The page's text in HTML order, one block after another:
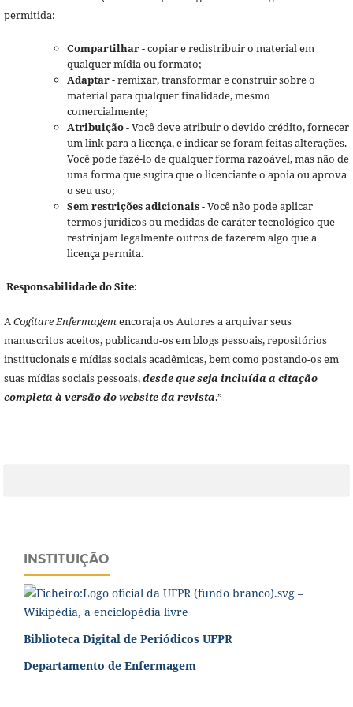
permitida:
Compartilhar- copiar e redistribuir o material em
qualquer mídia ou formato;
Adaptar- remixar, transformar e construir sobre o
material para qualquer finalidade, mesmo
comercialmente;
Atribuição- Você deve atribuir o devido crédito, fornecer
um link para a licença, e indicar se foram feitas alterações.
Você pode fazê-lo de qualquer forma razoável, mas não de
uma forma que sugira que o licenciante o apoia ou aprova
o seu uso;
Sem restrições adicionais- Você não pode aplicar
termos jurídicos ou medidas de caráter tecnológico que
restrinjam legalmente outros de fazerem algo que a
licença permita.
Responsabilidade do Site:
ACogitare Enfermagemencoraja os Autores a arquivar seus
manuscritos aceitos, publicando-os em blogs pessoais, repositórios
institucionais e mídias sociais acadêmicas, bem como postando-os em
suas mídias sociais pessoais,desde que seja incluída a citação
completa à versão do website da revista.”
INSTITUIÇÃO
Biblioteca Digital de Periódicos UFPR
Departamento de Enfermagem